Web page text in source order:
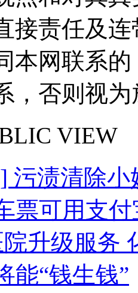
接责任及
本网联系
，否则视
VIEW
污渍清除小
票可用支
升级服务
能“钱生钱”